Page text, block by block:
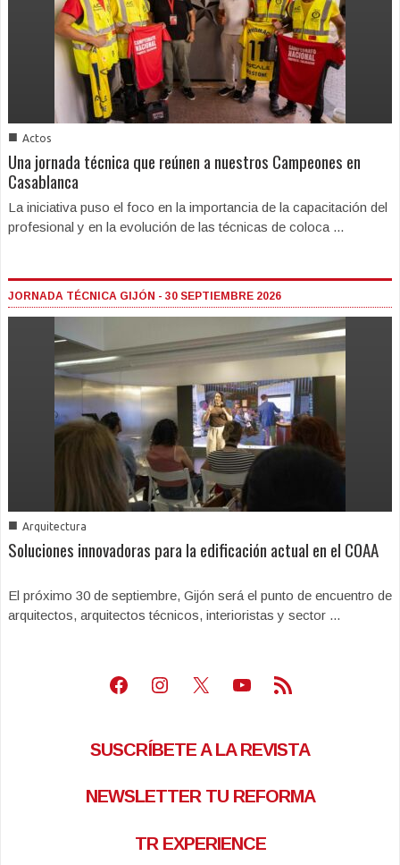
■ Actos
Una jornada técnica que reúnen a nuestros Campeones en
Casablanca
La iniciativa puso el foco en la importancia de la capacitación del
profesional y en la evolución de las técnicas de coloca ...
JORNADA TÉCNICA GIJÓN - 30 SEPTIEMBRE 2026
■ Arquitectura
Soluciones innovadoras para la edificación actual en el COAA
El próximo 30 de septiembre, Gijón será el punto de encuentro de
arquitectos, arquitectos técnicos, interioristas y sector ...
Facebook
Instagram
X Youtube
Feed RSS
SUSCRÍBETE A LA REVISTA
NEWSLETTER TU REFORMA
TR EXPERIENCE